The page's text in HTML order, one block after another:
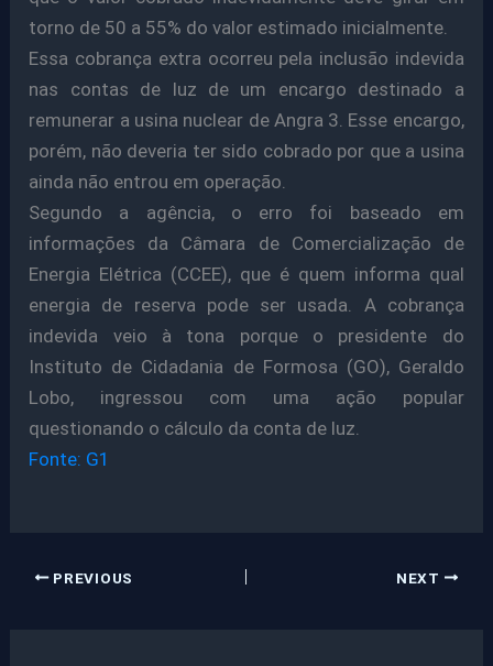
torno de 50 a 55% do valor estimado inicialmente.
Essa cobrança extra ocorreu pela inclusão indevida
nas contas de luz de um encargo destinado a
remunerar a usina nuclear de Angra 3. Esse encargo,
porém, não deveria ter sido cobrado por que a usina
ainda não entrou em operação.
Segundo a agência, o erro foi baseado em
informações da Câmara de Comercialização de
Energia Elétrica (CCEE), que é quem informa qual
energia de reserva pode ser usada. A cobrança
indevida veio à tona porque o presidente do
Instituto de Cidadania de Formosa (GO), Geraldo
Lobo, ingressou com uma ação popular
questionando o cálculo da conta de luz.
Fonte: G1
PREVIOUS NEXT